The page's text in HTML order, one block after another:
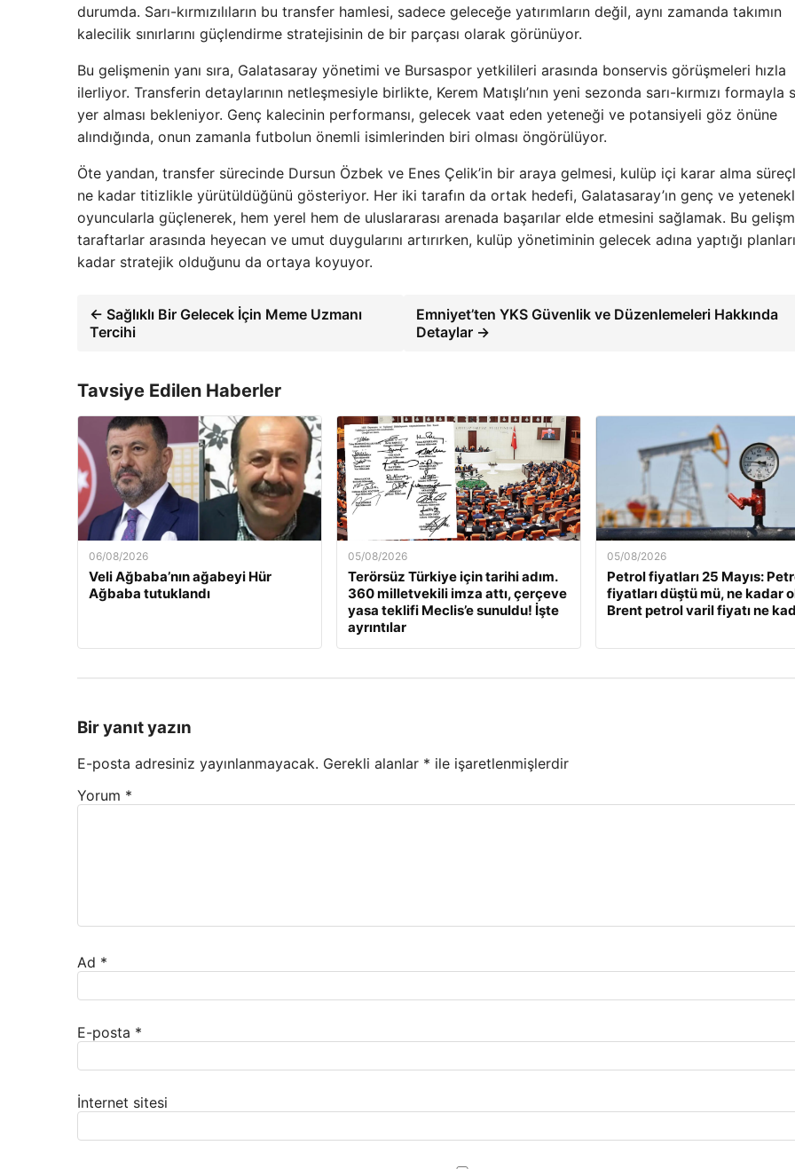
durumda. Sarı-kırmızılıların bu transfer hamlesi, sadece geleceğe yatırımların değil, aynı zamanda takımın
kalecilik sınırlarını güçlendirme stratejisinin de bir parçası olarak görünüyor.
Bu gelişmenin yanı sıra, Galatasaray yönetimi ve Bursaspor yetkilileri arasında bonservis görüşmeleri hızla
ilerliyor. Transferin detaylarının netleşmesiyle birlikte, Kerem Matışlı’nın yeni sezonda sarı-kırmızı formayla
yer alması bekleniyor. Genç kalecinin performansı, gelecek vaat eden yeteneği ve potansiyeli göz önüne
alındığında, onun zamanla futbolun önemli isimlerinden biri olması öngörülüyor.
Öte yandan, transfer sürecinde Dursun Özbek ve Enes Çelik’in bir araya gelmesi, kulüp içi karar alma
ne kadar titizlikle yürütüldüğünü gösteriyor. Her iki tarafın da ortak hedefi, Galatasaray’ın genç ve
oyuncularla güçlenerek, hem yerel hem de uluslararası arenada başarılar elde etmesini sağlamak. Bu
taraftarlar arasında heyecan ve umut duygularını artırırken, kulüp yönetiminin gelecek adına yaptığı
kadar stratejik olduğunu da ortaya koyuyor.
← Sağlıklı Bir Gelecek İçin Meme Uzmanı
Tercihi
Emniyet’ten YKS Güvenlik ve Düzenlemeleri Hakkında
Detaylar →
Tavsiye Edilen Haberler
06/08/2026
Veli Ağbaba’nın ağabeyi Hür
Ağbaba tutuklandı
05/08/2026
Terörsüz Türkiye için tarihi adım.
360 milletvekili imza attı, çerçeve
yasa teklifi Meclis’e sunuldu! İşte
ayrıntılar
05/08/2026
Petrol fiyatları 25 Mayıs:
fiyatları düştü mü, ne kadar
Brent petrol varil fiyatı ne
Bir yanıt yazın
E-posta adresiniz yayınlanmayacak. Gerekli alanlar * ile işaretlenmişlerdir
Yorum *
Ad *
E-posta *
İnternet sitesi